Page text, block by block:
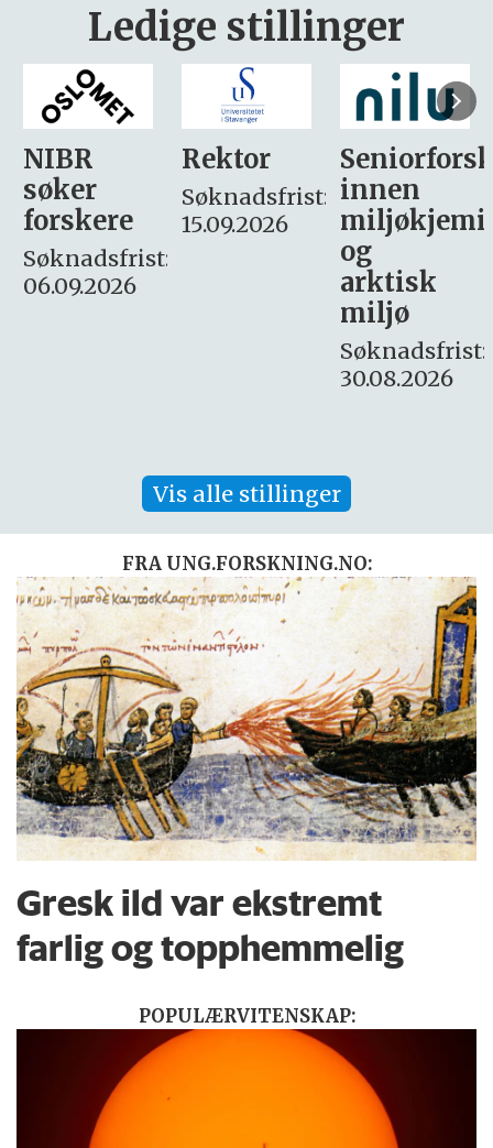
Ledige stillinger
Rektor
Søknadsfrist:
15.09.2026
Seniorforsker
innen
miljøkjemi
søker
– fast
Søknadsfrist:
16. august.
Vis alle stillinger
FRA UNG.FORSKNING.NO:
Gresk ild var ekstremt
farlig og topphemmelig
POPULÆRVITENSKAP: